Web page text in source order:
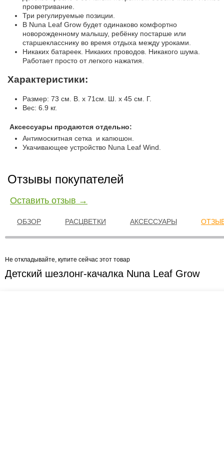
проветривание.
Три регулируемые позиции.
В Nuna Leaf Grow будет одинаково комфортно
новорожденному малышу, ребёнку постарше или
старшекласснику во время отдыха между уроками.
Никаких батареек. Никаких проводов. Никакого шума.
Работает просто от легкого нажатия.
Характеристики:
Размер: 73 см. В. x 71см. Ш. x 45 см. Г.
Вес: 6.9 кг.
Аксессуары продаются отдельно:
Антимоскитная сетка и капюшон.
Укачивающее устройство Nuna Leaf Wind.
Отзывы покупателей
Оставить отзыв →
ОБЗОР РАСЦВЕТКИ АКСЕССУАРЫ
Не откладывайте, купите сейчас этот товар
Детский шезлонг-качалка Nuna Leaf Grow